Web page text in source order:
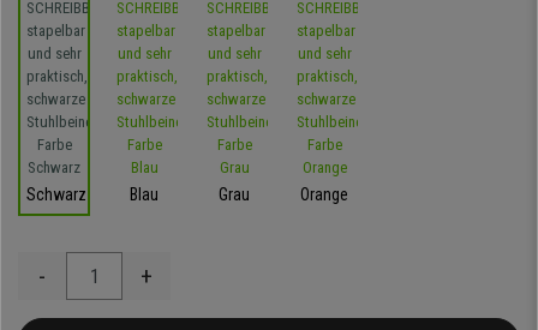
Schwarz Blau Grau Orange
- +